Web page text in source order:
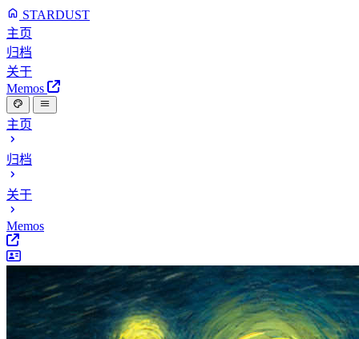
STARDUST
主页
归档
关于
Memos
主页
归档
关于
Memos